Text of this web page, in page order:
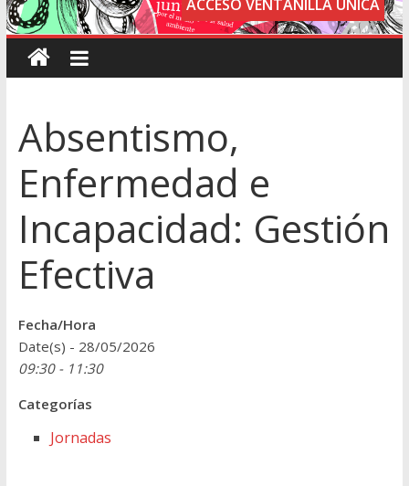
ACCESO VENTANILLA ÚNICA
Absentismo,
Enfermedad e
Incapacidad: Gestión
Efectiva
Fecha/Hora
Date(s) - 28/05/2026
09:30 - 11:30
Categorías
Jornadas